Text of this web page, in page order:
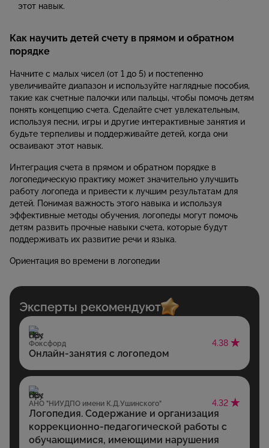
этот навык.
Как научить детей счету в прямом и обратном
порядке
Начните с малых чисел (от 1 до 5) и постепенно
увеличивайте диапазон и используйте наглядные пособия,
такие как счетные палочки или пальцы, чтобы помочь детям
понять концепцию счета. Сделайте счет увлекательным,
используя песни, игры и другие интерактивные занятия и
будьте терпеливы и поддерживайте детей, когда они
осваивают этот навык.
Интеграция счета в прямом и обратном порядке в
логопедическую практику может значительно улучшить
работу логопеда и привести к лучшим результатам для
детей. Понимая важность этого навыка и используя
эффективные методы обучения, логопеды могут помочь
детям развить прочные навыки счета, которые будут
поддерживать их развитие речи и языка.
Ориентация во времени в логопедии
Эксперты рекомендуют
Фоксфорд 4.38
Онлайн-занятия с логопедом
АНО "НИУДПО имени К.Д.Ушинского" 4.32
Логопедия. Содержание и организация
коррекционно-педагогической работы с
обучающимися, имеющими нарушения